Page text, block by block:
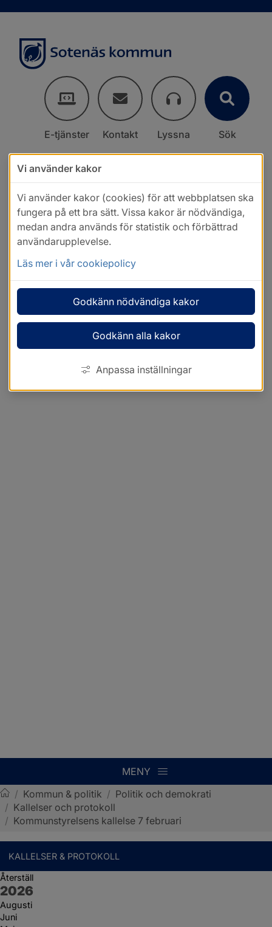
E-tjänster Kontakt Lyssna Sök
MENY
Sotenäs kommun
/ Kommun & politik / Politik och demokrati
/ Kallelser och protokoll
/ Kommunstyrelsens kallelse 7 februari
KALLELSER & PROTOKOLL
Återställ
År:
2026
Augusti
Juni
Vi använder kakor
Vi använder kakor (cookies) för att webbplatsen ska
fungera på ett bra sätt. Vissa kakor är nödvändiga,
medan andra används för statistik och förbättrad
användarupplevelse.
Läs mer i vår cookiepolicy
Godkänn nödvändiga kakor
Godkänn alla kakor
Anpassa inställningar